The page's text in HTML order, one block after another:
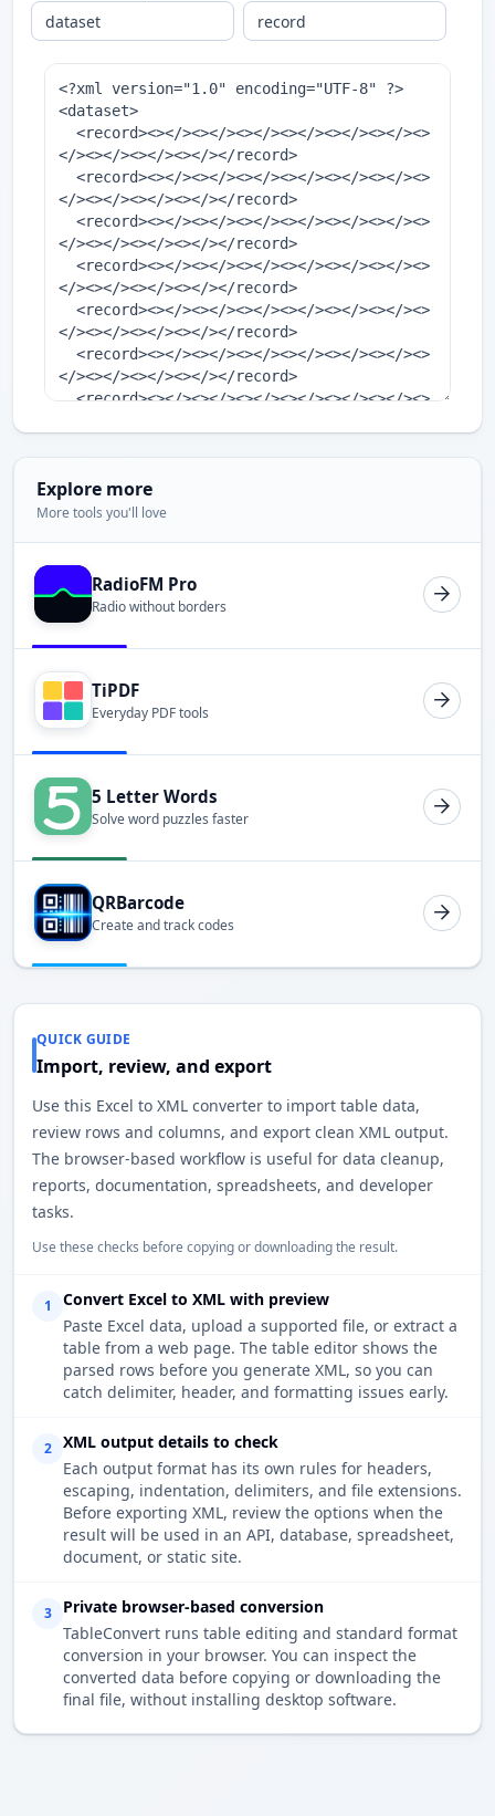
Explore more
More tools you'll love
RadioFM Pro
Radio without borders
TiPDF
Everyday PDF tools
5 Letter Words
Solve word puzzles faster
QRBarcode
Create and track codes
QUICK GUIDE
Import, review, and export
Use this Excel to XML converter to import table data,
review rows and columns, and export clean XML output.
The browser-based workflow is useful for data cleanup,
reports, documentation, spreadsheets, and developer
tasks.
Use these checks before copying or downloading the result.
1
Convert Excel to XML with preview
Paste Excel data, upload a supported file, or extract a
table from a web page. The table editor shows the
parsed rows before you generate XML, so you can
catch delimiter, header, and formatting issues early.
2
XML output details to check
Each output format has its own rules for headers,
escaping, indentation, delimiters, and file extensions.
Before exporting XML, review the options when the
result will be used in an API, database, spreadsheet,
document, or static site.
3
Private browser-based conversion
TableConvert runs table editing and standard format
conversion in your browser. You can inspect the
converted data before copying or downloading the
final file, without installing desktop software.